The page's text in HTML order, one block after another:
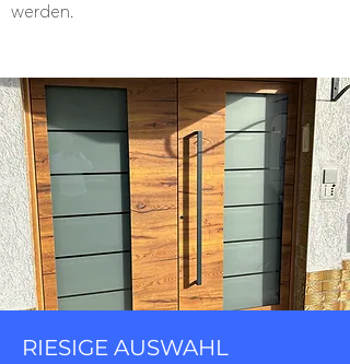
werden.
RIESIGE AUSWAHL